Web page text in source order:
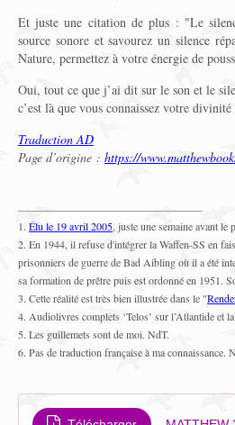
Et juste une citation de plus : "Le
source sonore et savourez un silence
Nature, permettez à votre énergie de
Oui, tout ce que j’ai dit sur le son et le
c’est là que vous connaissez votre
Traduction AD
Page d’origine : https://
1. Élu le 19 avril 2005 , juste une semaine avant
2. En 1944, il refuse d'intégrer la Waffen-SS en
prisonniers de guerre de Bad Aibling où il a été
sa formation de prêtre puis est ordonné en 1951.
3. Cette réalité est très bien illustrée dans le "
4. Audiolivres complets ‘Telos’ sur l’Atlantide et
5. Les guillemets sont de moi. NdT.
6. Pas de traduction française à ma connaissance.